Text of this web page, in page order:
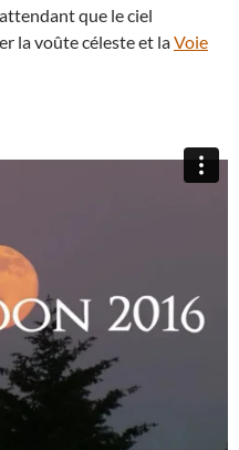
que le ciel
la voûte céleste et laVoie